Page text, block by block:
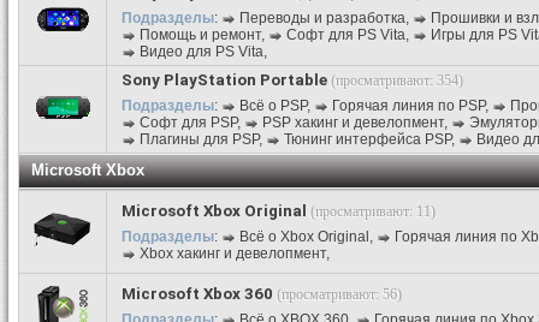
Подразделы: Переводы и разработка,
Прошивки и
Помощь и ремонт, Софт для PS Vita,
Игры для PS
Видео для PS Vita,
Sony PlayStation Portable (просматривают: 354)
Подразделы: Всё о PSP, Горячая линия по PSP,
Софт для PSP, PSP хакинг и девелопмент,
Плагины для PSP, Тюнинг интерфейса PSP, Видео
Microsoft Xbox
Microsoft Xbox Original (просматривают: 11)
Подразделы: Всё о Xbox Original ,
Горячая линия по
Xbox хакинг и девелопмент,
Microsoft Xbox 360 (просматривают: 56)